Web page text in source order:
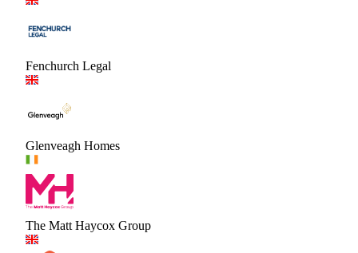
Fenchurch Legal
Glenveagh Homes
The Matt Haycox Group